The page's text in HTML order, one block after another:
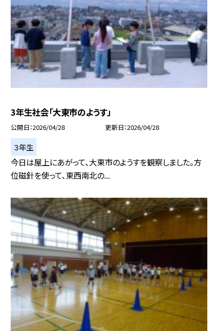
3年生社会「大東市のようす」
公開日 2026/04/28 更新日 2026/04/28
３年生
今日は屋上にあがって、大東市のようすを観察しました。方
位磁針を使って、東西南北の...